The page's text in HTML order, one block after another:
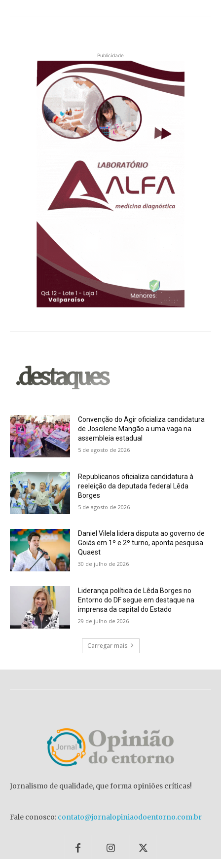
Publicidade
.destaques
Convenção do Agir oficializa candidatura
de Joscilene Mangão a uma vaga na
assembleia estadual
5 de agosto de 2026
Republicanos oficializa candidatura à
reeleição da deputada federal Lêda
Borges
5 de agosto de 2026
Daniel Vilela lidera disputa ao governo de
Goiás em 1º e 2º turno, aponta pesquisa
Quaest
30 de julho de 2026
Liderança política de Lêda Borges no
Entorno do DF segue em destaque na
imprensa da capital do Estado
29 de julho de 2026
Carregar mais
Jornalismo de qualidade, que forma opiniões críticas!
Fale conosco: contato@jornalopiniaodoentorno.com.br